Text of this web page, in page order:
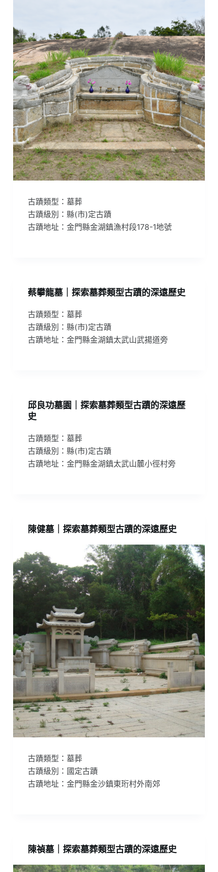
古蹟類型：墓葬
古蹟級別：縣(市)定古蹟
古蹟地址：金門縣金湖鎮漁村段178-1地號
蔡攀龍墓｜探索墓葬類型古蹟的深遠歷史
古蹟類型：墓葬
古蹟級別：縣(市)定古蹟
古蹟地址：金門縣金湖鎮太武山武揚道旁
邱良功墓園｜探索墓葬類型古蹟的深遠歷
史
古蹟類型：墓葬
古蹟級別：縣(市)定古蹟
古蹟地址：金門縣金湖鎮太武山麓小徑村旁
陳健墓｜探索墓葬類型古蹟的深遠歷史
古蹟類型：墓葬
古蹟級別：國定古蹟
古蹟地址：金門縣金沙鎮東珩村外南郊
陳禎墓｜探索墓葬類型古蹟的深遠歷史